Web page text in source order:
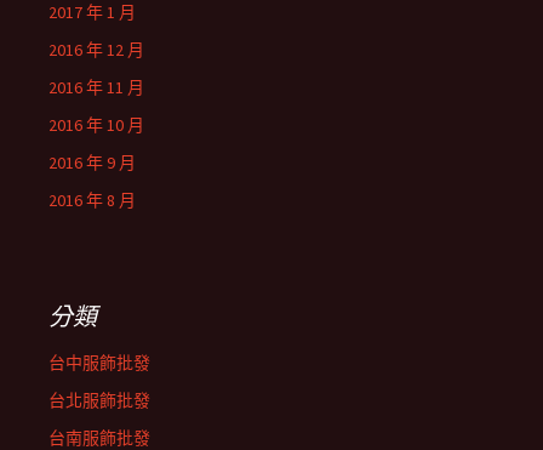
2017 年 1 月
2016 年 12 月
2016 年 11 月
2016 年 10 月
2016 年 9 月
2016 年 8 月
分類
台中服飾批發
台北服飾批發
台南服飾批發